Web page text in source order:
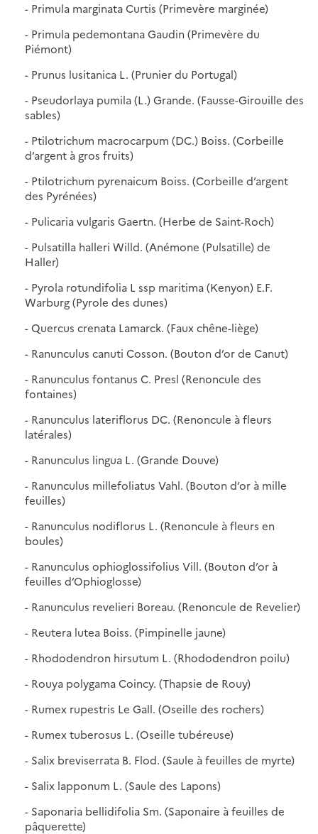
- Primula marginata Curtis (Primevère marginée)
- Primula pedemontana Gaudin (Primevère du
Piémont)
- Prunus lusitanica L. (Prunier du Portugal)
- Pseudorlaya pumila (L.) Grande. (Fausse-Girouille des
sables)
- Ptilotrichum macrocarpum (DC.) Boiss. (Corbeille
d’argent à gros fruits)
- Ptilotrichum pyrenaicum Boiss. (Corbeille d’argent
des Pyrénées)
- Pulicaria vulgaris Gaertn. (Herbe de Saint-Roch)
- Pulsatilla halleri Willd. (Anémone (Pulsatille) de
Haller)
- Pyrola rotundifolia L ssp maritima (Kenyon) E.F.
Warburg (Pyrole des dunes)
- Quercus crenata Lamarck. (Faux chêne-liège)
- Ranunculus canuti Cosson. (Bouton d’or de Canut)
- Ranunculus fontanus C. Presl (Renoncule des
fontaines)
- Ranunculus lateriflorus DC. (Renoncule à fleurs
latérales)
- Ranunculus lingua L. (Grande Douve)
- Ranunculus millefoliatus Vahl. (Bouton d’or à mille
feuilles)
- Ranunculus nodiflorus L. (Renoncule à fleurs en
boules)
- Ranunculus ophioglossifolius Vill. (Bouton d’or à
feuilles d’Ophioglosse)
- Ranunculus revelieri Boreau. (Renoncule de Revelier)
- Reutera lutea Boiss. (Pimpinelle jaune)
- Rhododendron hirsutum L. (Rhododendron poilu)
- Rouya polygama Coincy. (Thapsie de Rouy)
- Rumex rupestris Le Gall. (Oseille des rochers)
- Rumex tuberosus L. (Oseille tubéreuse)
- Salix breviserrata B. Flod. (Saule à feuilles de myrte)
- Salix lapponum L. (Saule des Lapons)
- Saponaria bellidifolia Sm. (Saponaire à feuilles de
pâquerette)